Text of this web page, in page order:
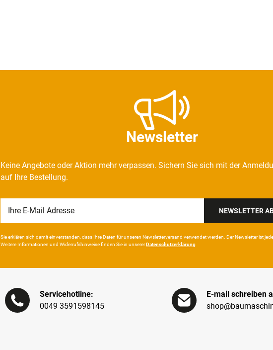
Newsletter
Keine Angebote oder Aktion mehr verpassen. Sichern Sie sich mit der
auf Ihre Bestellung.
Honig
NEWSLETTER
Sie erklären sich damit ein­ver­standen, dass Ihre Da­ten für unseren News­letter­versand ver­wen­det werden. Der News­letter ist
Weitere Infor­mationen und Wider­rufshin­weise finden Sie in unsererDaten­schutz­erklärung
Servicehotline:
0049 3591598145
E-mail schreiben